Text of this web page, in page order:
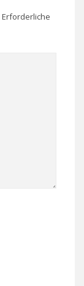
Erforderliche